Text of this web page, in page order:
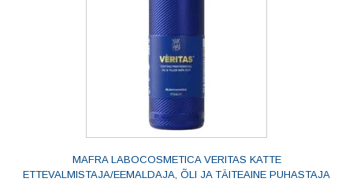
MAFRA LABOCOSMETICA VERITAS KATTE
ETTEVALMISTAJA/EEMALDAJA, ÕLI JA TÄITEAINE PUHASTAJA